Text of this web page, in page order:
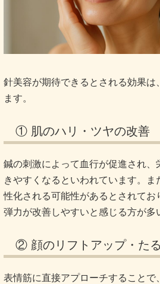
針美容が期待できるとされる効果は
ます。
① 肌のハリ・ツヤの改善
鍼の刺激によって血行が促進され、
きやすくなるといわれています。
性化される可能性があるとされてお
弾力が改善しやすいと感じる方が多
② 顔のリフトアップ・た
表情筋に直接アプローチすることで